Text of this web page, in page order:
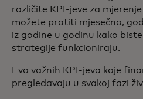
različite KPI-jeve za
možete pratiti mjesečno,
iz godine u godinu kako
strategije funkcioniraju.
Evo važnih KPI-jeva koje
pregledavaju u svakoj fazi